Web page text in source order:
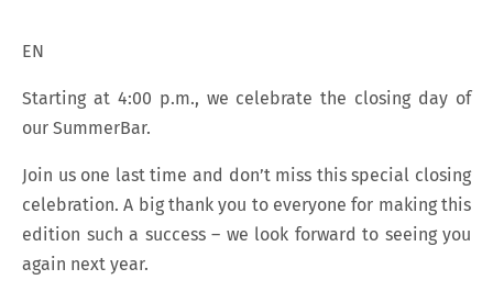
EN
Starting at 4:00 p.m., we celebrate the closing day of
our SummerBar.
Join us one last time and don’t miss this special closing
celebration. A big thank you to everyone for making this
edition such a success – we look forward to seeing you
again next year.